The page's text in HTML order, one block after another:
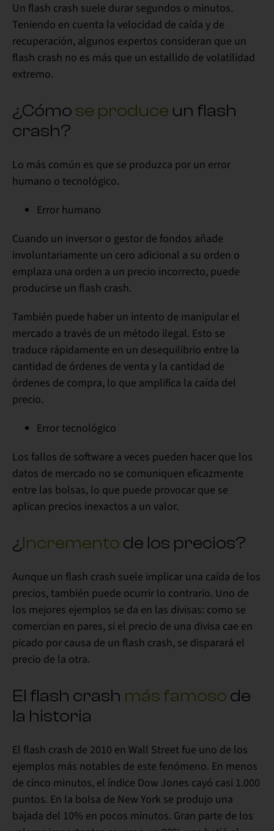
Un flash crash suele durar segundos o minutos.
Teniendo en cuenta la velocidad de caída y de
recuperación, algunos expertos consideran que un
flash crash no es más que un estallido de volatilidad
extremo.
¿Cómo se produce un flash
crash?
Lo más común es que se produzca por un error
humano o tecnológico.
Error humano
Cuando un inversor o gestor de fondos añade
involuntariamente un cero adicional a su orden o
emplaza una orden a un precio incorrecto, puede
producirse un flash crash.
También puede haber un intento de manipular el
mercado a través de un método ilegal. Esto se
traduce rápidamente en un desequilibrio entre la
cantidad de órdenes de venta y la cantidad de
órdenes de compra, lo que amplifica la caída del
precio.
Error tecnológico
Los fallos de software a veces pueden hacer que los
datos de mercado no se comuniquen eficazmente
entre las bolsas, lo que puede provocar que se
aplican precios inexactos a un valor.
¿Incremento de los precios?
Aunque un flash crash suele implicar una caída de los
precios, también puede ocurrir lo contrario. Uno de
los mejores ejemplos se da en las divisas: como se
comercian en pares, si el precio de una divisa cae en
picado por causa de un flash crash, se disparará el
precio de la otra.
El flash crash más famoso de
la historia
El flash crash de 2010 en Wall Street fue uno de los
ejemplos más notables de este fenómeno. En menos
de cinco minutos, el índice Dow Jones cayó casi 1.000
puntos. En la bolsa de New York se produjo una
bajada del 10% en pocos minutos. Gran parte de los